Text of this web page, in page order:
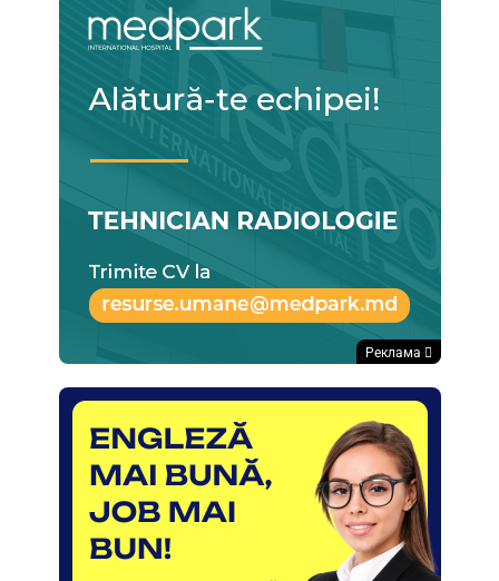
Реклама